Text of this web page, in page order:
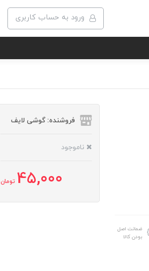
ورود به حساب کاربری
ضمانت اصل
بودن کالا
فروشنده: گوشی لایف
ناموجود
45,000 تومان